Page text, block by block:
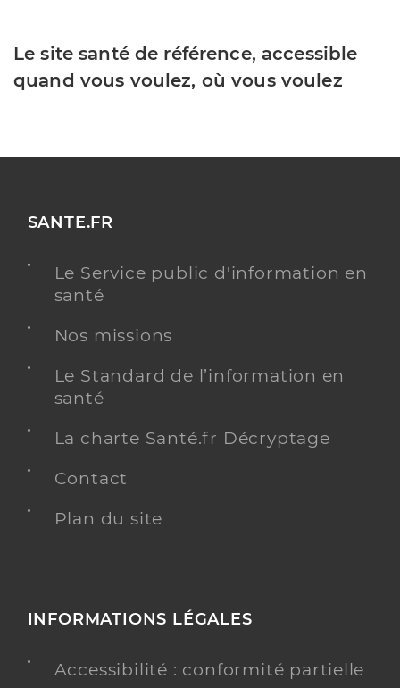
Le site santé de référence, accessible
quand vous voulez, où vous voulez
SANTE.FR
Le Service public d'information en
santé
Nos missions
Le Standard de l’information en
santé
La charte Santé.fr Décryptage
Contact
Plan du site
INFORMATIONS LÉGALES
Accessibilité : conformité partielle